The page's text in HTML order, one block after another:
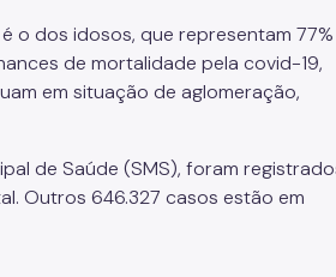
o dos idosos, que representam 77%
de mortalidade pela covid-19,
em situação de aglomeração,
de Saúde (SMS), foram
Outros 646.327 casos estão em